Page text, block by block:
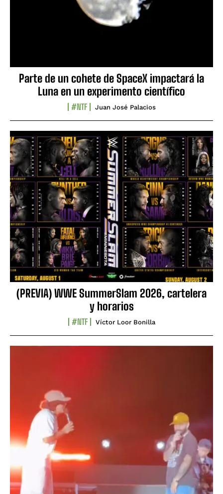
Parte de un cohete de SpaceX impactará la
Luna en un experimento científico
#NTF Juan José Palacios
(PREVIA) WWE SummerSlam 2026, cartelera
y horarios
#NTF Víctor Loor Bonilla